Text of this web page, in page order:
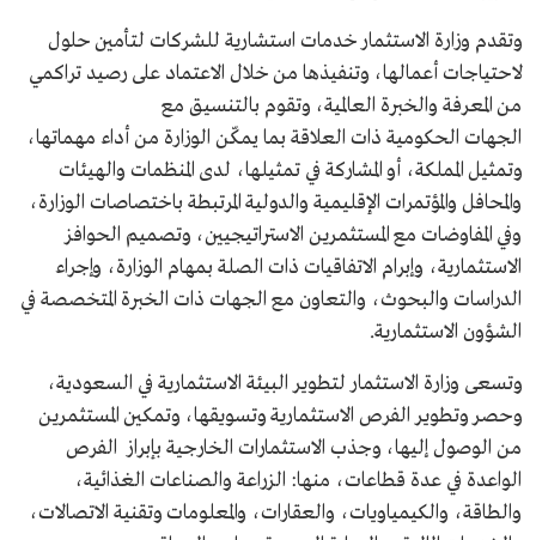
وتقدم وزارة الاستثمار خدمات استشارية للشركات لتأمين حلول
لاحتياجات أعمالها، وتنفيذها من خلال الاعتماد على رصيد تراكمي
من المعرفة والخبرة العالمية، وتقوم بالتنسيق مع
الجهات الحكومية ذات العلاقة بما يمكّن الوزارة من أداء مهماتها،
وتمثيل المملكة، أو المشاركة في تمثيلها، لدى المنظمات والهيئات
والمحافل والمؤتمرات الإقليمية والدولية المرتبطة باختصاصات الوزارة،
وفي المفاوضات مع المستثمرين الاستراتيجيين، وتصميم الحوافز
الاستثمارية، وإبرام الاتفاقيات ذات الصلة بمهام الوزارة، وإجراء
الدراسات والبحوث، والتعاون مع الجهات ذات الخبرة المتخصصة في
الشؤون الاستثمارية.
وتسعى وزارة الاستثمار لتطوير البيئة الاستثمارية في السعودية،
وحصر وتطوير الفرص الاستثمارية وتسويقها، وتمكين المستثمرين
من الوصول إليها، وجذب الاستثمارات الخارجية بإبراز الفرص
الواعدة في عدة قطاعات، منها: الزراعة والصناعات الغذائية،
والطاقة، والكيمياويات، والعقارات، والمعلومات وتقنية الاتصالات،